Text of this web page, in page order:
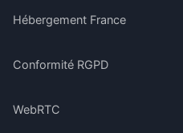
Hébergement France
Conformité RGPD
WebRTC